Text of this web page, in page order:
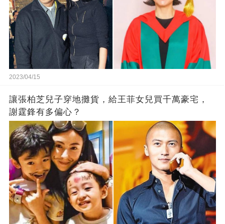
2023/04/15
讓張柏芝兒子穿地攤貨，給王菲女兒買千萬豪宅，
謝霆鋒有多偏心？